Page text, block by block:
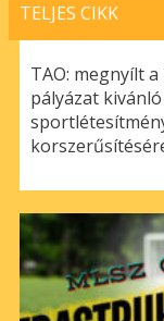
TELJES CIKK
TAO: megnyílt
pályázat